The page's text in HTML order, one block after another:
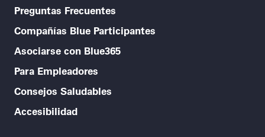
Preguntas Frecuentes
Compañías Blue Participantes
Asociarse con Blue365
Para Empleadores
Consejos Saludables
Accesibilidad